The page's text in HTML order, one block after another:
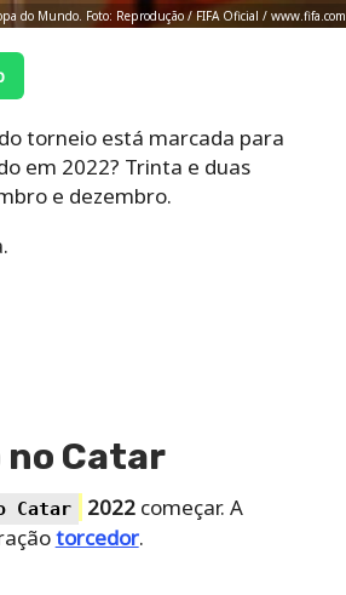
do Mundo. Foto: Reprodução / FIFA Oficial / www.fifa.com
torneio está marcada para
em 2022? Trinta e duas
e dezembro.
no Catar
Catar 2022começar. A
torcedor.